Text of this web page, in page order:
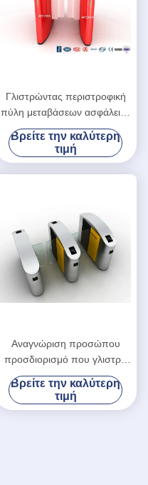
Γλιστρώντας περιστροφική
πύλη μεταβάσεων ασφάλειας
πυλών εμποδίων
χτυπημάτων συναγερμών με
τον αισθητήρα IR
Βρείτε την καλύτερη
τιμή
Αναγνώριση προσώπου
προσδιορισμό που γλιστρά
το για τους πεζούς
περιστροφικών πυλών
πυλών του ολοκληρωμένου
Βρείτε την καλύτερη
τιμή